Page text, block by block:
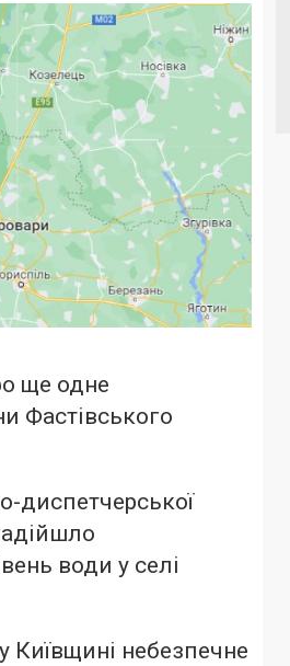
ще одне
Фастівського
диспетчерської
води у селі
Київщині небезпечне